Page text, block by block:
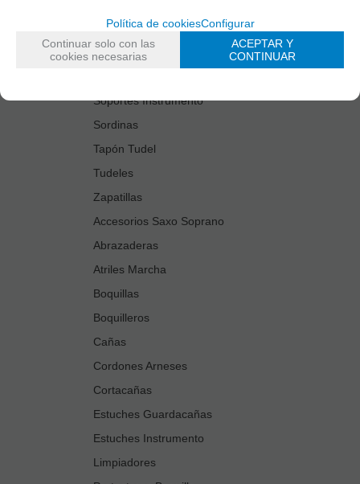
Limpiadores
Protectores Boquilla
Soportes Instrumento
Sordinas
Tapón Tudel
Tudeles
Zapatillas
Accesorios Saxo Soprano
Abrazaderas
Atriles Marcha
Boquillas
Boquilleros
Cañas
Cordones Arneses
Cortacañas
Estuches Guardacañas
Estuches Instrumento
Limpiadores
Política de cookiesConfigurar
Continuar solo con las
cookies necesarias
ACEPTAR Y
CONTINUAR